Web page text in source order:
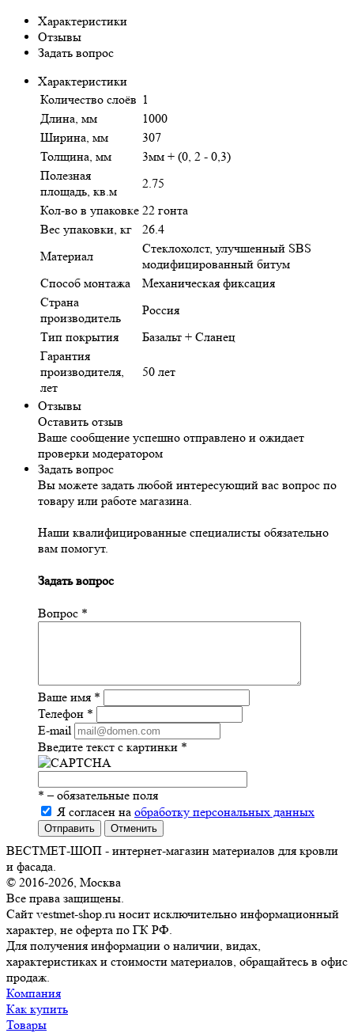
Характеристики
Отзывы
Задать вопрос
Характеристики
Количество слоёв 1
Длина, мм
1000
Ширина, мм
307
Толщина, мм
3мм + (0, 2 - 0,3)
Полезная
площадь, кв.м
2.75
Кол-во в упаковке 22 гонта
Вес упаковки, кг
26.4
Материал
Стеклохолст, улучшенный SBS
модифицированный битум
Способ монтажа
Механическая фиксация
Страна
производитель
Россия
Тип покрытия
Базальт + Сланец
Гарантия
производителя,
лет
50 лет
Отзывы
Оставить отзыв
Ваше сообщение успешно отправлено и ожидает
проверки модератором
Задать вопрос
Вы можете задать любой интересующий вас вопрос по
товару или работе магазина.
Наши квалифицированные специалисты обязательно
вам помогут.
Задать вопрос
Вопрос *
Ваше имя *
Телефон *
E-mail
Введите текст с картинки *
* – обязательные поля
Я согласен на обработку персональных данных
Отправить Отменить
ВЕСТМЕТ-ШОП - интернет-магазин материалов для кровли
и фасада.
© 2016-2026, Москва
Все права защищены.
Сайт vestmet-shop.ru носит исключительно информационный
характер, не оферта по ГК РФ.
Для получения информации о наличии, видах,
характеристиках и стоимости материалов, обращайтесь в офис
продаж.
Компания
Как купить
Товары